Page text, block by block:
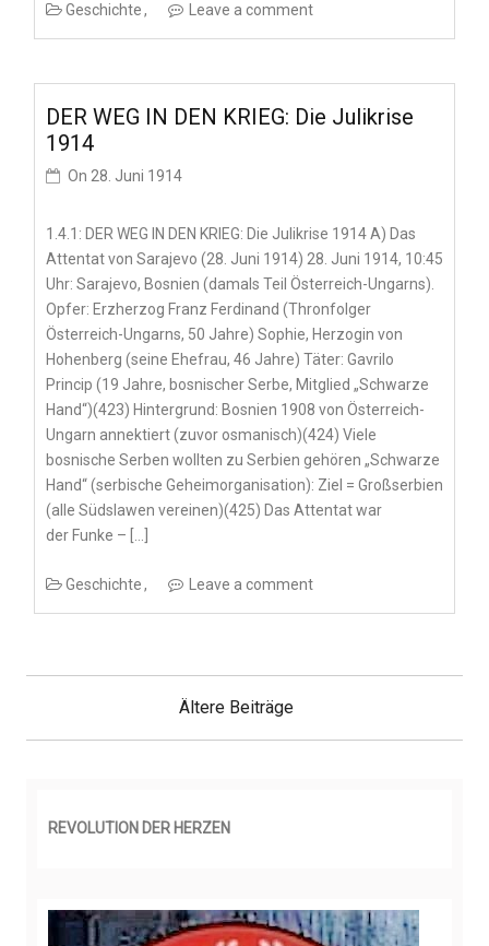
Geschichte Leave a comment
DER WEG IN DEN KRIEG: Die Julikrise
1914
On 28. Juni 1914
1.4.1: DER WEG IN DEN KRIEG: Die Julikrise 1914 A) Das
Attentat von Sarajevo (28. Juni 1914) 28. Juni 1914, 10:45
Uhr: Sarajevo, Bosnien (damals Teil Österreich-Ungarns).
Opfer: Erzherzog Franz Ferdinand (Thronfolger
Österreich-Ungarns, 50 Jahre) Sophie, Herzogin von
Hohenberg (seine Ehefrau, 46 Jahre) Täter: Gavrilo
Princip (19 Jahre, bosnischer Serbe, Mitglied „Schwarze
Hand“)(423) Hintergrund: Bosnien 1908 von Österreich-
Ungarn annektiert (zuvor osmanisch)(424) Viele
bosnische Serben wollten zu Serbien gehören „Schwarze
Hand“ (serbische Geheimorganisation): Ziel = Großserbien
(alle Südslawen vereinen)(425) Das Attentat war
der Funke – […]
Geschichte Leave a comment
t
Ältere Beiträge
REVOLUTION DER HERZEN